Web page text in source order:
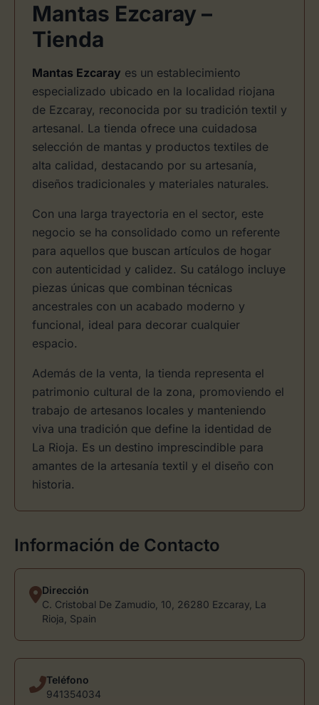
Mantas Ezcaray –
Tienda
Mantas Ezcaray es un establecimiento
especializado ubicado en la localidad riojana
de Ezcaray, reconocida por su tradición textil y
artesanal. La tienda ofrece una cuidadosa
selección de mantas y productos textiles de
alta calidad, destacando por su artesanía,
diseños tradicionales y materiales naturales.
Con una larga trayectoria en el sector, este
negocio se ha consolidado como un referente
para aquellos que buscan artículos de hogar
con autenticidad y calidez. Su catálogo incluye
piezas únicas que combinan técnicas
ancestrales con un acabado moderno y
funcional, ideal para decorar cualquier
espacio.
Además de la venta, la tienda representa el
patrimonio cultural de la zona, promoviendo el
trabajo de artesanos locales y manteniendo
viva una tradición que define la identidad de
La Rioja. Es un destino imprescindible para
amantes de la artesanía textil y el diseño con
historia.
Información de Contacto
Dirección
C. Cristobal De Zamudio, 10, 26280 Ezcaray, La
Rioja, Spain
Teléfono
941354034